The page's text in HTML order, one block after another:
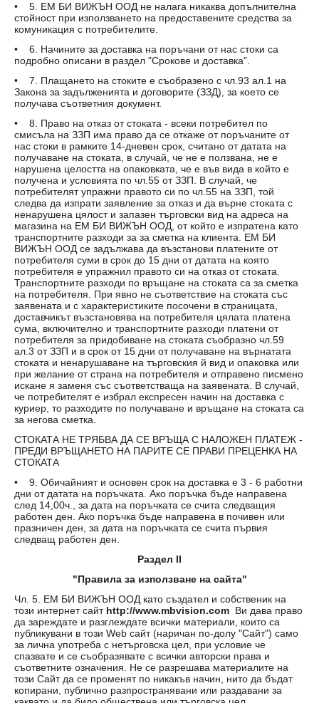
• 5. ЕМ БИ ВИЖЪН ООД не налага никаква допълнителна
стойност при използването на предоставените средства за
комуникация с потребителите.
• 6. Начините за доставка на поръчани от нас стоки са
подробно описани в раздел "Срокове и доставка".
• 7. Плащането на стоките е съобразено с чл.93 ал.1 на
Закона за задълженията и договорите (ЗЗД), за което се
получава съответния документ.
• 8. Право на отказ от стоката - всеки потребител по
смисъла на ЗЗП има право да се откаже от поръчаните от
нас стоки в рамките 14-дневен срок, считано от датата на
получаване на стоката, в случай, че не е ползвана, не е
нарушена целостта на опаковката, че е във вида в който е
получена и условията по чл.55 от ЗЗП. В случай, че
потребителят упражни правото си по чл.55 на ЗЗП, той
следва да изпрати заявление за отказ и да върне стоката с
ненарушена цялост и запазен търговски вид на адреса на
магазина на ЕМ БИ ВИЖЪН ООД, от който е изпратена като
транспортните разходи за за сметка на клиента. ЕМ БИ
ВИЖЪН ООД се задължава да възстанови платените от
потребителя суми в срок до 15 дни от датата на която
потребителя е упражнил правото си на отказ от стоката.
Транспортните разходи по връщане на стоката са за сметка
на потребителя. При явно не съответствие на стоката със
заявената и с характеристиките посочени в страницата,
доставчикът възстановява на потребителя цялата платена
сума, включително и транспортните разходи платени от
потребителя за придобиване на стоката съобразно чл.59
ал.3 от ЗЗП и в срок от 15 дни от получаване на върнатата
стоката и ненарушаване на търговския й вид и опаковка или
при желание от страна на потребителя и отправено писмено
искане я заменя със съответстваща на заявената. В случай,
че потребителят е избрал експресен начин на доставка с
куриер, то разходите по получаване и връщане на стоката са
за негова сметка.
СТОКАТА НЕ ТРЯБВА ДА СЕ ВРЪЩА С НАЛОЖЕН ПЛАТЕЖ -
ПРЕДИ ВРЪЩАНЕТО НА ПАРИТЕ СЕ ПРАВИ ПРЕЦЕНКА НА
СТОКАТА
• 9. Обичайният и основен срок на доставка е 3 - 6 работни
дни от датата на поръчката. Ако поръчка бъде направена
след 14,00ч., за дата на поръчката се счита следващия
работен ден. Ако поръчка бъде направена в почивен или
празничен ден, за дата на поръчката се счита първия
следващ работен ден.
Раздел II
"Правила за използване на сайта"
Чл. 5. ЕМ БИ ВИЖЪН ООД като създател и собственик на
този интернет сайт http://www.mbvision.com Ви дава право
да зареждате и разглеждате всички материали, които са
публикувани в този Web сайт (наричан по-долу "Сайт") само
за лична употреба с нетърговска цел, при условие че
спазвате и се съобразявате с всички авторски права и
съответните означения. Не се разрешава материалите на
този Сайт да се променят по никакъв начин, нито да бъдат
копирани, публично разпространявани или раздавани за